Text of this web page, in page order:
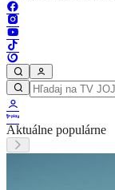
Aktuálne populárne